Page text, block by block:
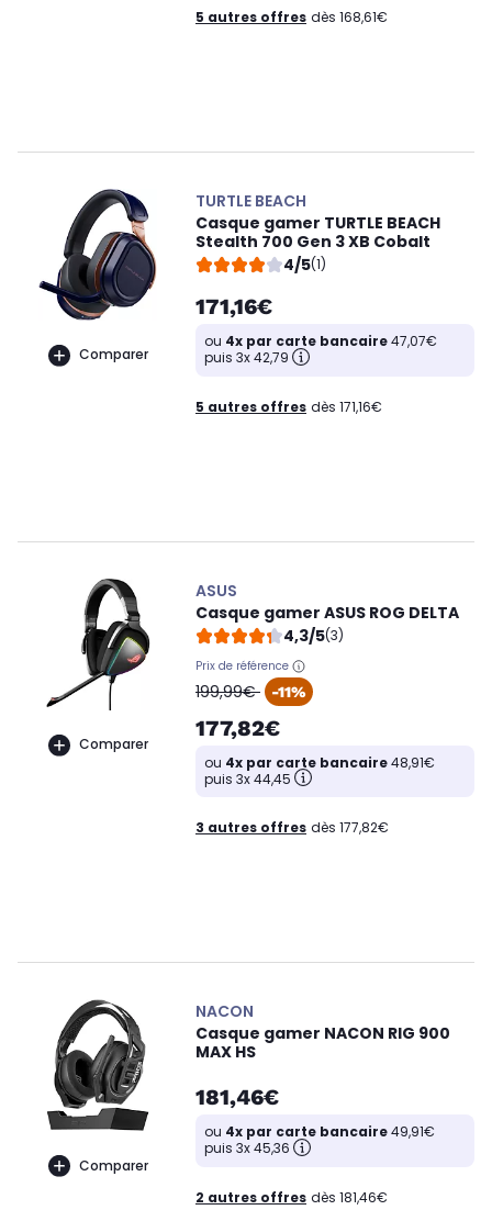
5 autres offres dès 168,61€
Comparer
TURTLE BEACH
Casque gamer TURTLE BEACH
Stealth 700 Gen 3 XB Cobalt
4/5(1)
171,16€
ou 4x par carte bancaire47,07€
puis 3x 42,79
5 autres offres dès 171,16€
Comparer
ASUS
Casque gamer ASUS ROG DELTA
4,3/5(3)
Prix de référence
oldPrice
199,99€ -11%
177,82€
ou 4x par carte bancaire48,91€
puis 3x 44,45
3 autres offres dès 177,82€
Comparer
NACON
Casque gamer NACON RIG 900
MAX HS
181,46€
ou 4x par carte bancaire49,91€
puis 3x 45,36
2 autres offres dès 181,46€